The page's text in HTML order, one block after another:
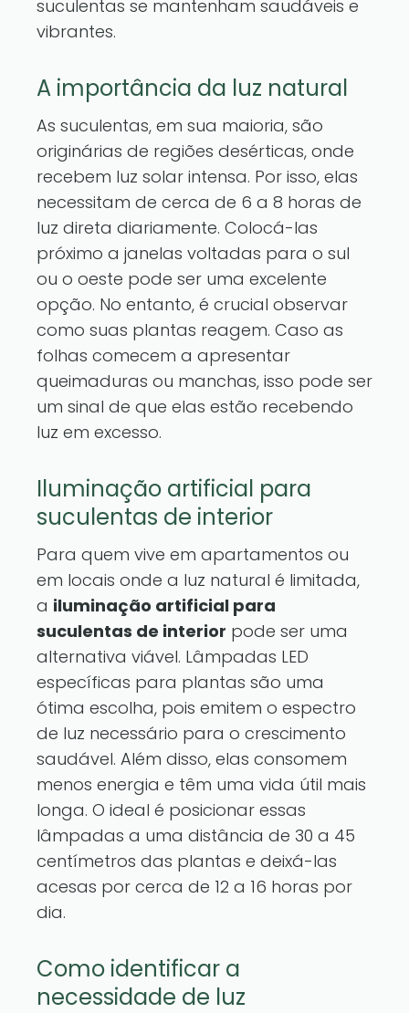
suculentas se mantenham saudáveis e
vibrantes.
A importância da luz natural
As suculentas, em sua maioria, são
originárias de regiões desérticas, onde
recebem luz solar intensa. Por isso, elas
necessitam de cerca de 6 a 8 horas de
luz direta diariamente. Colocá-las
próximo a janelas voltadas para o sul
ou o oeste pode ser uma excelente
opção. No entanto, é crucial observar
como suas plantas reagem. Caso as
folhas comecem a apresentar
queimaduras ou manchas, isso pode ser
um sinal de que elas estão recebendo
luz em excesso.
Iluminação artificial para
suculentas de interior
Para quem vive em apartamentos ou
em locais onde a luz natural é limitada,
a iluminação artificial para
suculentas de interior pode ser uma
alternativa viável. Lâmpadas LED
específicas para plantas são uma
ótima escolha, pois emitem o espectro
de luz necessário para o crescimento
saudável. Além disso, elas consomem
menos energia e têm uma vida útil mais
longa. O ideal é posicionar essas
lâmpadas a uma distância de 30 a 45
centímetros das plantas e deixá-las
acesas por cerca de 12 a 16 horas por
dia.
Como identificar a
necessidade de luz